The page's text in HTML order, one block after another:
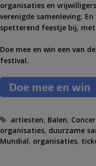
organisaties en
verenigde samenleving.
spetterend feestje bij,
Doe mee en win een van de
festival.
T
a
g
artiesten, Balen,
organisaties, duurzame
Mundial, organisaties,